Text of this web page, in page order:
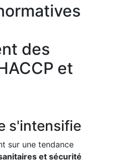
des
et
s'intensifie
sur une tendance
et sécurité